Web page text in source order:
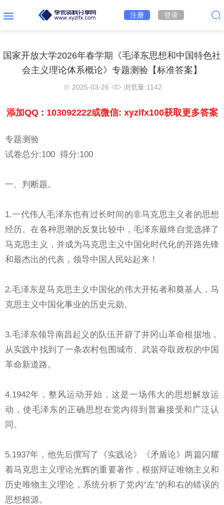
注册 登录
国家开放大学2026年春学期《毛泽东思想和中国特色社
会主义理论体系概论》专题测验【标准答案】
2025-03-26 浏览量:1142
添加QQ : 103092222或微信: xyzlfx100获取更多答案
专题测验
试卷总分:100 得分:100
一、判断题。
1.一代伟人毛泽东也有过长时间的非马克思主义者的思想
经历。在各种思潮的反复比较中，毛泽东最终自觉选择了
马克思主义，并成为马克思主义中国化时代化的开路先锋
和最杰出的代表，领导中国人民站起来！
2.毛泽东是马克思主义中国化的伟大开拓者和奠基人，马
克思主义中国化事业的历史元勋。
3.毛泽东领导南昌起义的队伍开辟了井冈山革命根据地，
从实践中找到了一条农村包围城市、武装夺取政权的中国
革命新道路。
4.1942年，整风运动开始，这是一场伟大的思想解放运
动，使毛泽东的正确思想在党内得到普遍接受和广泛认
同。
5.1937年，他先后撰写了《实践论》《矛盾论》两篇闪耀
着马克思主义理论光辉的重要著作，根据辩证唯物主义和
历史唯物主义理论，系统分析了党内“左”的和右的错误的
思想根源。